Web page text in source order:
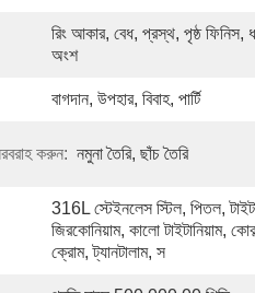
রিং আকার, বেধ, প্রস্থ, পৃষ্ঠ ফিনিস,
অংশ
বাগদান, উপহার, বিবাহ, পার্টি
করুন: নমুনা তৈরি, ছাঁচ তৈরি
316L স্টেইনলেস স্টিল, পিতল,
জিরকোনিয়াম, কালো টাইটানিয়াম,
ক্রোম, ট্যানটালাম, স